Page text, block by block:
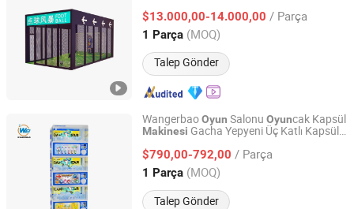
$13.000,00-14.000,00 / Parça
1 Parça (MOQ)
Talep Gönder
Guangdong, China Fiyat 2026
WangerbaoOyun Salonu Oyuncak Kapsül
Makinesi Gacha Yepyeni Üç Katlı Kapsül
$790,00-792,00 / Parça
1 Parça (MOQ)
Talep Gönder
Guangzhou Wangerbao Software Development Co., Ltd.
Guangdong, China Fiyat 2025